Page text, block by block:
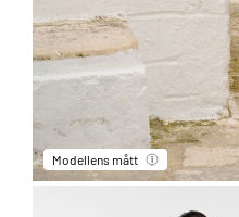
Modellens mått